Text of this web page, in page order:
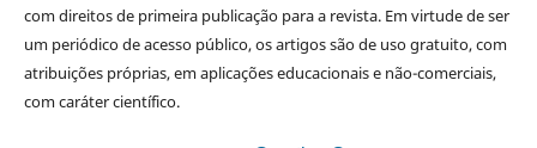
com direitos de primeira publicação para a revista. Em virtude de ser
um periódico de acesso público, os artigos são de uso gratuito, com
atribuições próprias, em aplicações educacionais e não-comerciais,
com caráter científico.